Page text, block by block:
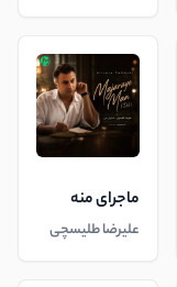
ماجرای منه
علیرضا طلیسچی